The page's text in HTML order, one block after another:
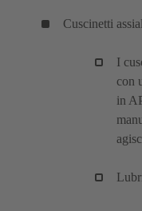
Cuscinetti
I
con
in